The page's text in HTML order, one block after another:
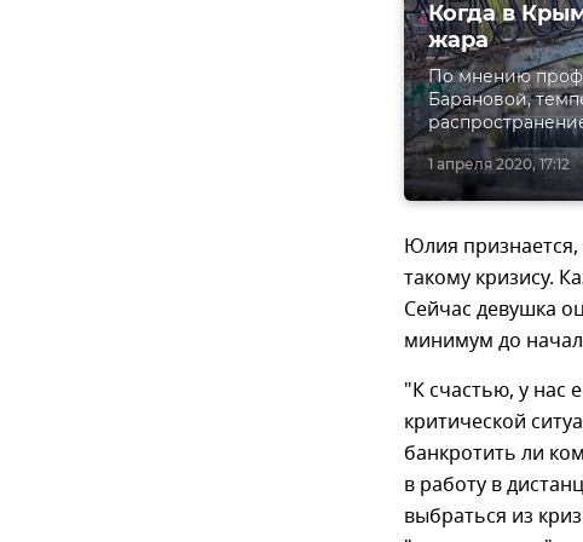
1 апреля 2020, 17:12
Когда в
жара
По мнению
Барановой,
Юлия признается,
такому кризису.
Сейчас девушка
минимум до
"К счастью, у нас
критической
банкротить ли
в работу в
выбраться из